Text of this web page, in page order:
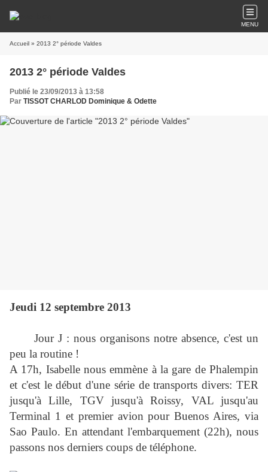
MENU
Accueil » 2013 2° période Valdes
2013 2° période Valdes
Publié le 23/09/2013 à 13:58
Par TISSOT CHARLOD Dominique & Odette
Jeudi 12 septembre 2013
Jour J : nous organisons notre absence, c'est un
peu la routine !
A 17h, Isabelle nous emmène à la gare de Phalempin
et c'est le début d'une série de transports divers: TER
jusqu'à Lille, TGV jusqu'à Roissy, VAL jusqu'au
Terminal 1 et premier avion pour Buenos Aires, via
Sao Paulo. En attendant l'embarquement (22h), nous
passons nos derniers coups de téléphone.